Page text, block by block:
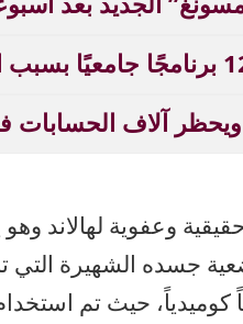
آلاف الحسابات
وعفوية لهالاند
جسده الشهيرة التي
كوميدياً، حيث تم